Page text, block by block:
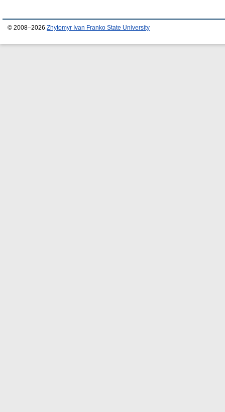
© 2008–2026 Zhytomyr Ivan Franko State University